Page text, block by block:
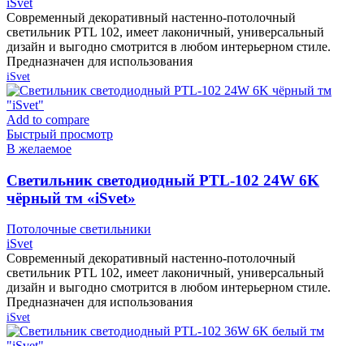
Современный декоративный настенно-потолочный
светильник PTL 102, имеет лаконичный, универсальный
дизайн и выгодно смотрится в любом интерьерном стиле.
Предназначен для использования
iSvet
Add to compare
Быстрый просмотр
В желаемое
Cветильник светодиодный PTL-102 24W 6K
чёрный тм «iSvet»
Потолочные светильники
iSvet
Современный декоративный настенно-потолочный
светильник PTL 102, имеет лаконичный, универсальный
дизайн и выгодно смотрится в любом интерьерном стиле.
Предназначен для использования
iSvet